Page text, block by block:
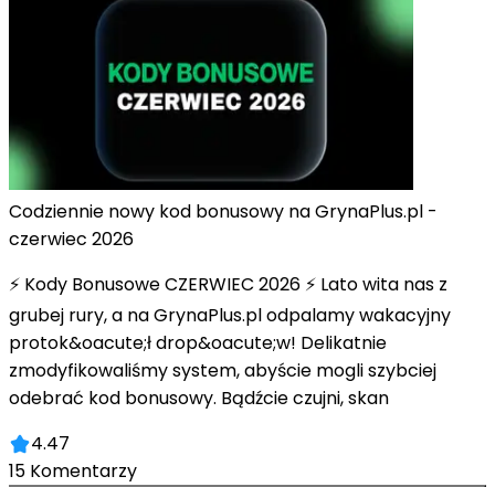
Codziennie nowy kod bonusowy na GrynaPlus.pl -
czerwiec 2026
⚡ Kody Bonusowe CZERWIEC 2026 ⚡ Lato wita nas z
grubej rury, a na GrynaPlus.pl odpalamy wakacyjny
protok&oacute;ł drop&oacute;w! Delikatnie
zmodyfikowaliśmy system, abyście mogli szybciej
odebrać kod bonusowy. Bądźcie czujni, skan
4.47
15 Komentarzy